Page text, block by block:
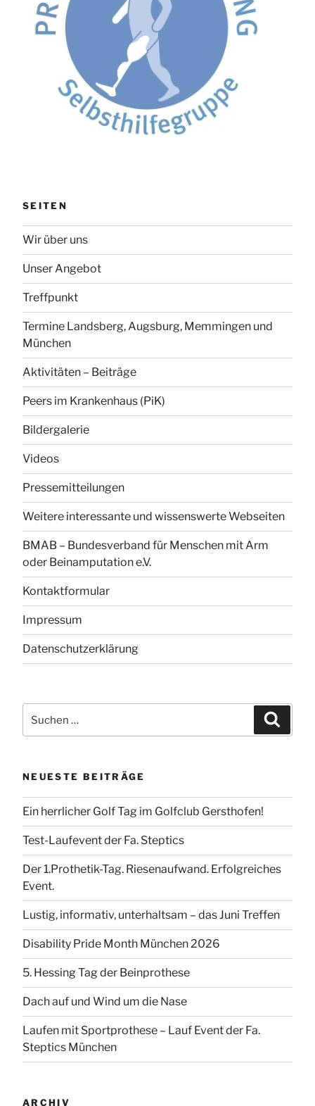
SEITEN
Wir über uns
Unser Angebot
Treffpunkt
Termine Landsberg, Augsburg, Memmingen und
München
Aktivitäten – Beiträge
Peers im Krankenhaus (PiK)
Bildergalerie
Videos
Pressemitteilungen
Weitere interessante und wissenswerte Webseiten
BMAB – Bundesverband für Menschen mit Arm
oder Beinamputation e.V.
Kontaktformular
Impressum
Datenschutzerklärung
nach:
NEUESTE BEITRÄGE
Ein herrlicher Golf Tag im Golfclub Gersthofen!
Test-Laufevent der Fa. Steptics
Der 1.Prothetik-Tag. Riesenaufwand. Erfolgreiches
Event.
Lustig, informativ, unterhaltsam – das Juni Treffen
Disability Pride Month München 2026
5. Hessing Tag der Beinprothese
Dach auf und Wind um die Nase
Laufen mit Sportprothese – Lauf Event der Fa.
Steptics München
ARCHIV